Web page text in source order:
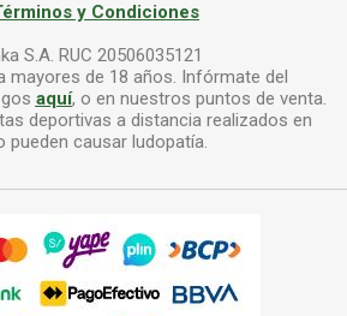
y Condiciones
S.A. RUC 20506035121
mayores de 18 años. Infórmate del
aquí, o en nuestros puntos de venta.
deportivas a distancia realizados en
pueden causar ludopatía.